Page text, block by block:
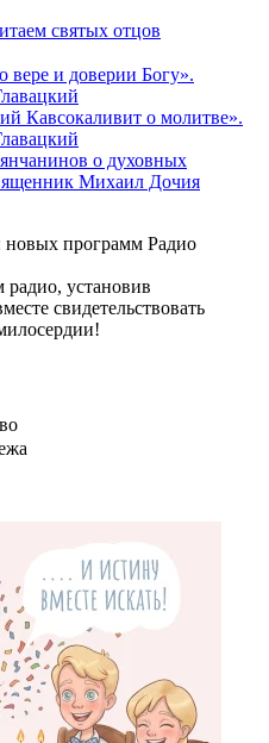
святых отцов
и доверии Богу».
Кавсокаливит о молитве».
о духовных
Михаил Дочия
программ Радио
установив
свидетельствовать